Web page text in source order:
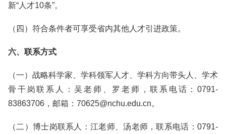
新“人才10条”。
（四）符合条件者可享受省内其他人才引进政策。
六、联系方式
（一）战略科学家、学科领军人才、学科方向带头人、学术
骨干岗联系人：吴老师、罗老师，联系电话：0791-
83863706，邮箱：70625@nchu.edu.cn。
（二）博士岗联系人：江老师、汤老师，联系电话：0791-